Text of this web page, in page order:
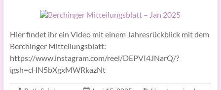
Hier findet ihr ein Video mit einem Jahresrückblick mit dem
Berchinger Mitteilungsblatt:
https://www.instagram.com/reel/DEPVI4JNarQ/?
igsh=cHN5bXgxMWRkazNt